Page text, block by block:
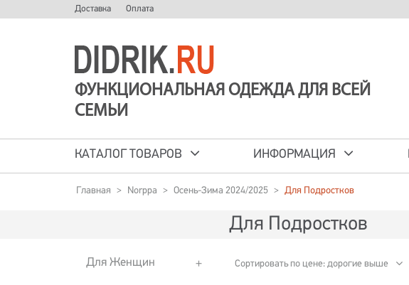
Доставка Оплата
ФУНКЦИОНАЛЬНАЯ ОДЕЖДА ДЛЯ ВСЕЙ
СЕМЬИ
КАТАЛОГ ТОВАРОВ ИНФОРМАЦИЯ
Главная > Norppa > Осень-Зима 2024/2025 > Для Подростков
Для Женщин
Для Подростков
Сортировать по цене: дорогие выше